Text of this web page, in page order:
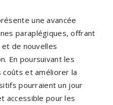
une avancée
paraplégiques, offrant
de nouvelles
En poursuivant les
et améliorer la
pourraient un jour
accessible pour les